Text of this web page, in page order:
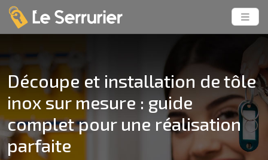
Découpe et installation de tôle
inox sur mesure : guide
complet pour une réalisation
parfaite